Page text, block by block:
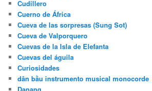
Cudillero
Cuerno de África
Cueva de las sorpresas (Sung Sot)
Cueva de Valporquero
Cuevas de la Isla de Elefanta
Cuevas del águila
Curiosidades
dân bầu instrumento musical monocorde